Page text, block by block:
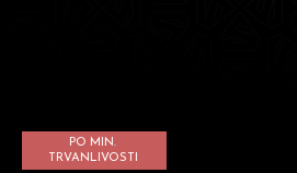
PO MIN.
TRVANLIVOSTI